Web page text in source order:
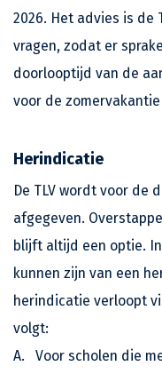
2026. Het advies is de
vragen, zodat er
doorlooptijd van de
voor de
Herindicatie
De TLV wordt voor de
afgegeven.
blijft altijd een optie.
kunnen zijn van een
herindicatie verloopt
volgt:
A.
Voor scholen die